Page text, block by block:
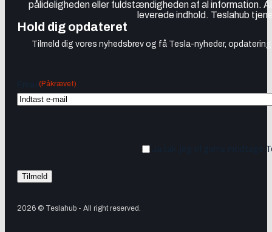
pålideligheden eller fuldstændigheden af al information.
leverede indhold. Teslahub
Hold dig opdateret
Tilmeld dig vores nyhedsbrev og få Tesla-nyheder,
(Påkrævet)
Ja tak, jeg vil gerne modtage
2026 © Teslahub - All right reserved.